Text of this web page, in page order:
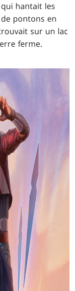
hantait les
pontons en
sur un lac
ferme.